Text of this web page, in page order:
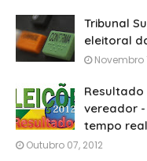
Tribunal
eleitoral
Novembro
Resultado
vereador
tempo real
Outubro 07, 2012